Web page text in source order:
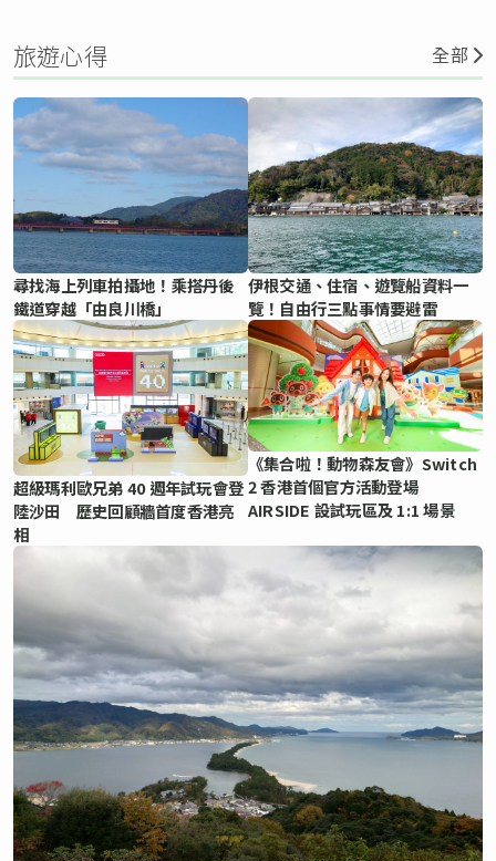
旅遊心得 全部
尋找海上列車拍攝地！乘搭丹後
鐵道穿越「由良川橋」
伊根交通、住宿、遊覽船資料一
覽！自由行三點事情要避雷
超級瑪利歐兄弟 40 週年試玩會登
陸沙田 歷史回顧牆首度香港亮
相
《集合啦！動物森友會》Switch
2 香港首個官方活動登場
AIRSIDE 設試玩區及 1:1 場景